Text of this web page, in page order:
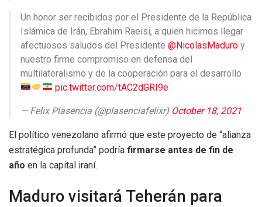
Un honor ser recibidos por el Presidente de la República
Islámica de Irán, Ebrahim Raeisi, a quien hicimos llegar
afectuosos saludos del Presidente @NicolasMaduro y
nuestro firme compromiso en defensa del
multilateralismo y de la cooperación para el desarrollo
pic.twitter.com/tAC2dGRI9e
— Felix Plasencia (@plasenciafelixr) October 18, 2021
El político venezolano afirmó que este proyecto de “alianza
estratégica profunda” podría firmarse antes de fin de
año en la capital iraní.
Maduro visitará Teherán para